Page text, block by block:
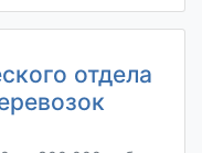
отдела